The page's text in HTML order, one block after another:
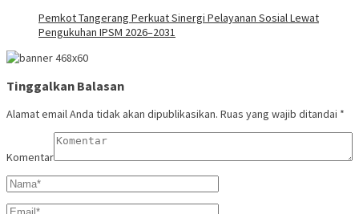
Pemkot Tangerang Perkuat Sinergi Pelayanan Sosial Lewat
Pengukuhan IPSM 2026–2031
Tinggalkan Balasan
Alamat email Anda tidak akan dipublikasikan. Ruas yang wajib ditandai *
Komentar